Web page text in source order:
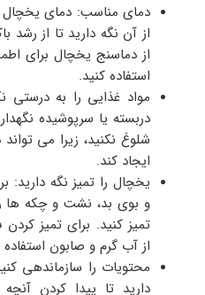
از آن نگه دارید تا از
از دماسنج یخچال برای
استفاده کنید.
مواد غذایی را به درستی
دربسته یا سرپوشیده
شلوغ نکنید، زیرا می
ایجاد کند.
یخچال را تمیز نگه دارید:
و بوی بد، نشت و چکه ها
تمیز کنید. برای تمیز
از آب گرم و صابون استفاده
محتویات را سازماندهی
دارید تا پیدا کردن